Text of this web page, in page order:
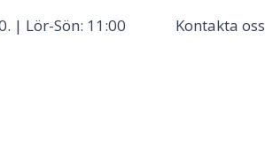
| Lör-Sön: 11:00 Kontakta